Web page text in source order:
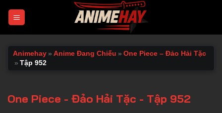
Animehay » Anime Đang Chiếu » One Piece – Đảo Hải Tặc
» Tập 952
One Piece - Đảo Hải Tặc - Tập 952